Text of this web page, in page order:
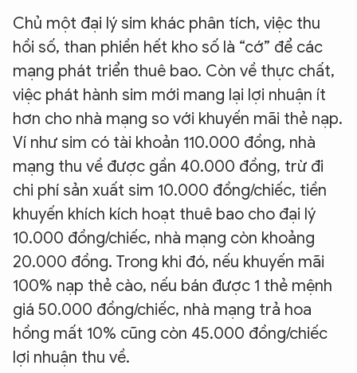
Chủ một đại lý sim khác phân tích, việc thu
hồi số, than phiền hết kho số là “cớ” để các
mạng phát triển thuê bao. Còn về thực chất,
việc phát hành sim mới mang lại lợi nhuận ít
hơn cho nhà mạng so với khuyến mãi thẻ nạp.
Ví như sim có tài khoản 110.000 đồng, nhà
mạng thu về được gần 40.000 đồng, trừ đi
chi phí sản xuất sim 10.000 đồng/chiếc, tiền
khuyến khích kích hoạt thuê bao cho đại lý
10.000 đồng/chiếc, nhà mạng còn khoảng
20.000 đồng. Trong khi đó, nếu khuyến mãi
100% nạp thẻ cào, nếu bán được 1 thẻ mệnh
giá 50.000 đồng/chiếc, nhà mạng trả hoa
hồng mất 10% cũng còn 45.000 đồng/chiếc
lợi nhuận thu về.